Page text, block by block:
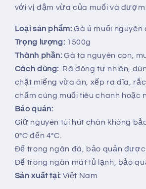
với vị đậm vừa của muối và đượm
Loại sản phẩm: Gà ủ muối nguyên
Trọng lượng: 1500g
Thành phần:Gà ta nguyên con,
Cách dùng: Rã đông tự nhiên,
chặt miếng vừa ăn, xếp ra đĩa, rắc
chấm cùng muối tiêu chanh hoặc
Bảo quản:
Giữ nguyên túi hút chân không
0°C đến 4°C.
Để trong ngăn đá, bảo quản
Để trong ngăn mát tủ lạnh, bảo
Sản xuất tại: Việt Nam